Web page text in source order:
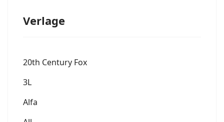
Verlage
20th Century Fox
3L
Alfa